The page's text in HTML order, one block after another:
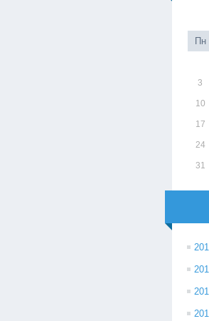
Пн
3
10
17
24
31